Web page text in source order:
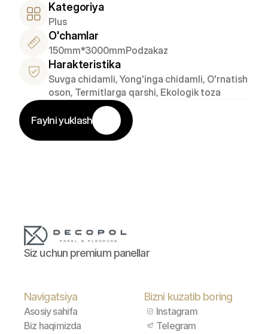
Kategoriya
Plus
O'chamlar
150mm*3000mmPodzakaz
Harakteristika
Suvga chidamli, Yong'inga chidamli, O'rnatish
oson, Termitlarga qarshi, Ekologik toza
Faylni yuklash
Siz uchun premium panellar
Navigatsiya
Asosiy sahifa
Biz haqimizda
Bizni kuzatib boring
Instagram
Telegram